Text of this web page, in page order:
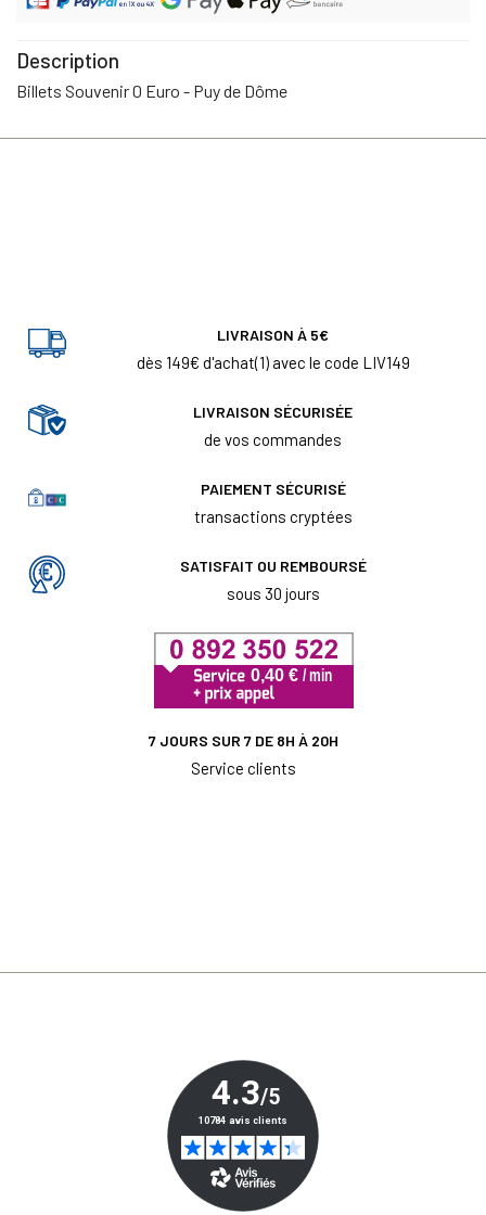
Description
Billets Souvenir 0 Euro - Puy de Dôme
LIVRAISON À 5€
dès 149€ d'achat(1) avec le code LIV149
LIVRAISON SÉCURISÉE
de vos commandes
PAIEMENT SÉCURISÉ
transactions cryptées
SATISFAIT OU REMBOURSÉ
sous 30 jours
7 JOURS SUR 7 DE 8H À 20H
Service clients